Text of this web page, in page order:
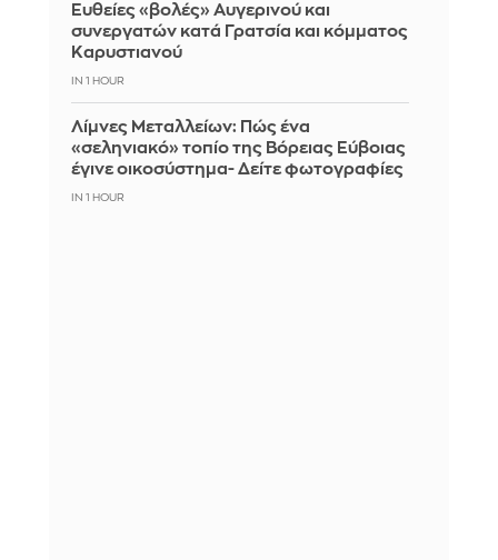
Ευθείες «βολές» Αυγερινού και
συνεργατών κατά Γρατσία και κόμματος
Καρυστιανού
IN 1 HOUR
Λίμνες Μεταλλείων: Πώς ένα
«σεληνιακό» τοπίο της Βόρειας Εύβοιας
έγινε οικοσύστημα- Δείτε φωτογραφίες
IN 1 HOUR